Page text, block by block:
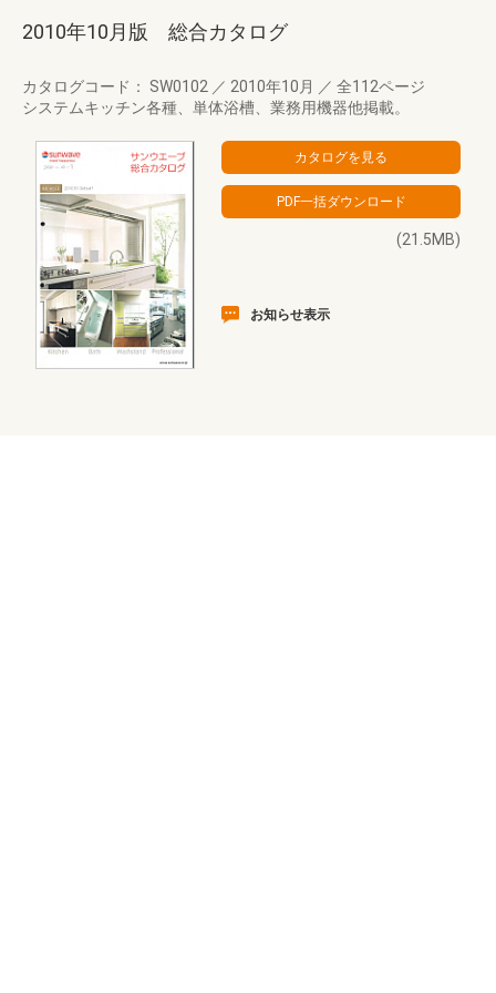
2010年10月版 総合カタログ
カタログコード： SW0102 ／ 2010年10月 ／ 全112ページ
システムキッチン各種、単体浴槽、業務用機器他掲載。
(21.5MB)
お知らせ表示